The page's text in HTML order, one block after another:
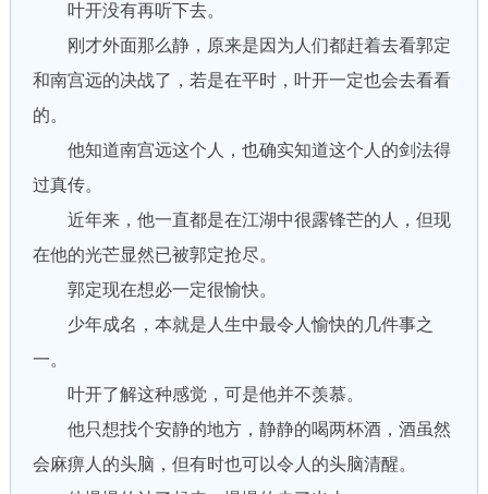
叶开没有再听下去。
刚才外面那么静，原来是因为人们都赶着去看郭定
和南宫远的决战了，若是在平时，叶开一定也会去看看
的。
他知道南宫远这个人，也确实知道这个人的剑法得
过真传。
近年来，他一直都是在江湖中很露锋芒的人，但现
在他的光芒显然已被郭定抢尽。
郭定现在想必一定很愉快。
少年成名，本就是人生中最令人愉快的几件事之
一。
叶开了解这种感觉，可是他并不羡慕。
他只想找个安静的地方，静静的喝两杯酒，酒虽然
会麻痹人的头脑，但有时也可以令人的头脑清醒。